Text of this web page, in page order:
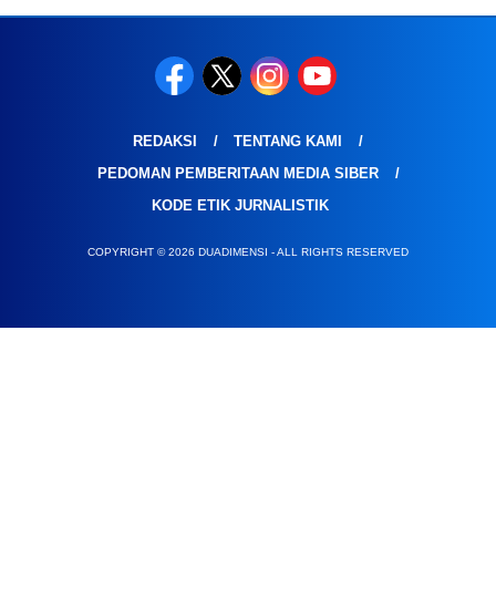
REDAKSI
TENTANG KAMI
PEDOMAN PEMBERITAAN MEDIA SIBER
KODE ETIK JURNALISTIK
COPYRIGHT © 2026 DUADIMENSI - ALL RIGHTS RESERVED